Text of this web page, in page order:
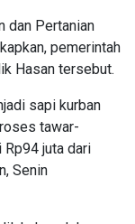
dan Pertanian
pemerintah
Hasan tersebut.
sapi kurban
tawar-
Rp94 juta dari
Senin